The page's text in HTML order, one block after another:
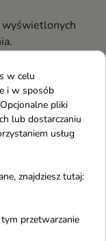
wyświetlonych
w celu
i w sposób
pliki
lub dostarczaniu
usług
znajdziesz tutaj:
przetwarzanie